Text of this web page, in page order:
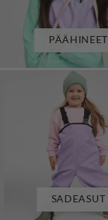
PÄÄHINEET
SADEASUT